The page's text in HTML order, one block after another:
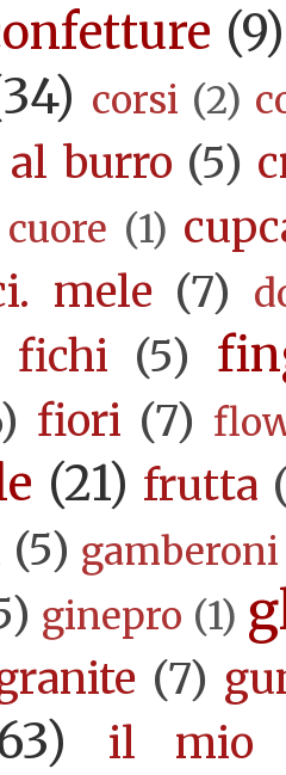
(9)
corsi (2)
al burro (5)
cuore (1)
mele (7)
fichi (5)
fiori (7)
(21) frutta
(5) gamberoni
ginepro (1)
(7)
il mio